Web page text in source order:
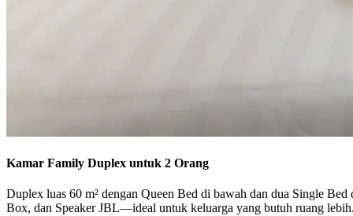
Kamar Family Duplex untuk 2 Orang
Duplex luas 60 m² dengan Queen Bed di bawah dan dua Single
Box, dan Speaker JBL—ideal untuk keluarga yang butuh ruang